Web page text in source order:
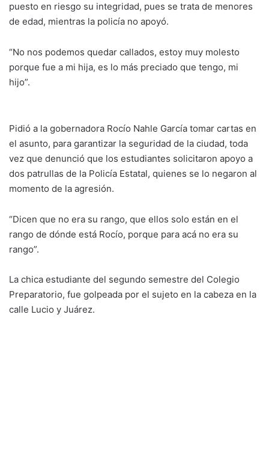
puesto en riesgo su integridad, pues se trata de menores
de edad, mientras la policía no apoyó.
“No nos podemos quedar callados, estoy muy molesto
porque fue a mi hija, es lo más preciado que tengo, mi
hijo”.
Pidió a la gobernadora Rocío Nahle García tomar cartas en
el asunto, para garantizar la seguridad de la ciudad, toda
vez que denunció que los estudiantes solicitaron apoyo a
dos patrullas de la Policía Estatal, quienes se lo negaron al
momento de la agresión.
“Dicen que no era su rango, que ellos solo están en el
rango de dónde está Rocío, porque para acá no era su
rango”.
La chica estudiante del segundo semestre del Colegio
Preparatorio, fue golpeada por el sujeto en la cabeza en la
calle Lucio y Juárez.